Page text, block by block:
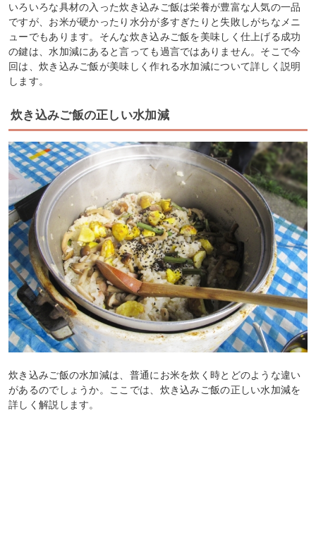
いろいろな具材の入った炊き込みご飯は栄養が豊富な人気の一品
ですが、お米が硬かったり水分が多すぎたりと失敗しがちなメニ
ューでもあります。そんな炊き込みご飯を美味しく仕上げる成功
の鍵は、水加減にあると言っても過言ではありません。そこで今
回は、炊き込みご飯が美味しく作れる水加減について詳しく説明
します。
炊き込みご飯の正しい水加減
炊き込みご飯の水加減は、普通にお米を炊く時とどのような違い
があるのでしょうか。ここでは、炊き込みご飯の正しい水加減を
詳しく解説します。